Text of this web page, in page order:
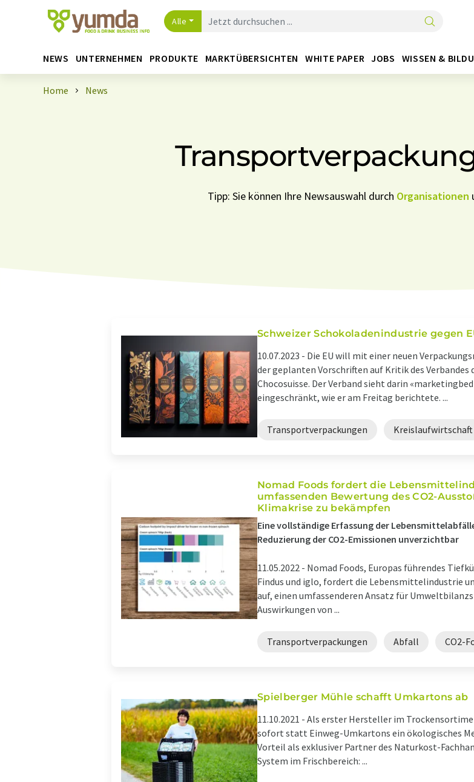
Alle
NEWS UNTERNEHMEN PRODUKTE MARKTÜBERSICHTEN WHITE PAPER JOBS WISSEN &
Home News
Tipp: Sie können Ihre Newsauswahl durch Organisationen
Schweizer Schokoladenindustrie gegen
10.07.2023 - Die EU will mit einer neuen
der geplanten Vorschriften auf Kritik des
Chocosuisse. Der Verband sieht darin
eingeschränkt, wie er am Freitag berichtete. ...
Transportverpackungen Kreislaufwirtschaft
Nomad Foods fordert die
umfassenden Bewertung des CO2-
Klimakrise zu bekämpfen
Eine vollständige Erfassung der
Reduzierung der CO2-Emissionen unverzichtbar
11.05.2022 - Nomad Foods, Europas führendes
Findus und iglo, fordert die Lebensmittelindustrie
auf, einen umfassenderen Ansatz für
Auswirkungen von ...
Transportverpackungen Abfall CO2-
Spielberger Mühle schafft Umkartons ab
11.10.2021 - Als erster Hersteller im
sofort statt Einweg-Umkartons ein ökologisches
Vorteil als exklusiver Partner des Naturkost-
System im Frischbereich: ...